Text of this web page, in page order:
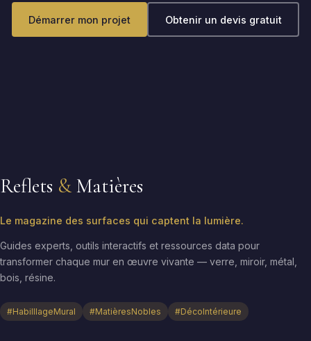
Démarrer mon projet Obtenir un devis gratuit
Reflets & Matières
Le magazine des surfaces qui captent la lumière.
Guides experts, outils interactifs et ressources data pour
transformer chaque mur en œuvre vivante — verre, miroir, métal,
bois, résine.
#HabilllageMural #MatièresNobles #DécoIntérieure